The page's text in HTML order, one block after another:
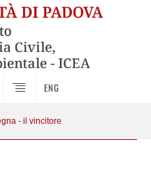
ENG
- il vincitore